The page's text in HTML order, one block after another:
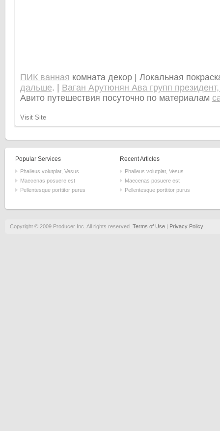
ПИК ванная комната декор | Локальная
дальше. | Ваган Арутюнян Ава групп
Авито путешествия посуточно по материалам
Visit Site
Popular Services
Phalleus volutplat, Vesus
Maecenas posuere est
Pellentesque porttitor purus
Recent Articles
Phalleus volutplat, Vesus
Maecenas posuere est
Pellentesque porttitor purus
Copyright © 2009 Producer Inc. All rights reserved. Terms of Use| Privacy Policy